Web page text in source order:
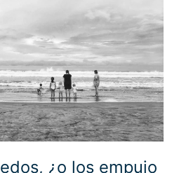
¿o los empujo